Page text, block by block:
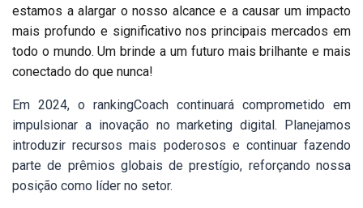
estamos a alargar o nosso alcance e a causar um impacto
mais profundo e significativo nos principais mercados em
todo o mundo. Um brinde a um futuro mais brilhante e mais
conectado do que nunca!
Em 2024, o rankingCoach continuará comprometido em
impulsionar a inovação no marketing digital. Planejamos
introduzir recursos mais poderosos e continuar fazendo
parte de prêmios globais de prestígio, reforçando nossa
posição como líder no setor.